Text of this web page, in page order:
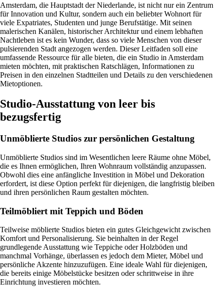
Amsterdam, die Hauptstadt der Niederlande, ist nicht nur ein Zentrum
für Innovation und Kultur, sondern auch ein beliebter Wohnort für
viele Expatriates, Studenten und junge Berufstätige. Mit seinen
malerischen Kanälen, historischer Architektur und einem lebhaften
Nachtleben ist es kein Wunder, dass so viele Menschen von dieser
pulsierenden Stadt angezogen werden. Dieser Leitfaden soll eine
umfassende Ressource für alle bieten, die ein Studio in Amsterdam
mieten möchten, mit praktischen Ratschlägen, Informationen zu
Preisen in den einzelnen Stadtteilen und Details zu den verschiedenen
Mietoptionen.
Studio-Ausstattung von leer bis
bezugsfertig
Unmöblierte Studios zur persönlichen Gestaltung
Unmöblierte Studios sind im Wesentlichen leere Räume ohne Möbel,
die es Ihnen ermöglichen, Ihren Wohnraum vollständig anzupassen.
Obwohl dies eine anfängliche Investition in Möbel und Dekoration
erfordert, ist diese Option perfekt für diejenigen, die langfristig bleiben
und ihren persönlichen Raum gestalten möchten.
Teilmöbliert mit Teppich und Böden
Teilweise möblierte Studios bieten ein gutes Gleichgewicht zwischen
Komfort und Personalisierung. Sie beinhalten in der Regel
grundlegende Ausstattung wie Teppiche oder Holzböden und
manchmal Vorhänge, überlassen es jedoch dem Mieter, Möbel und
persönliche Akzente hinzuzufügen. Eine ideale Wahl für diejenigen,
die bereits einige Möbelstücke besitzen oder schrittweise in ihre
Einrichtung investieren möchten.